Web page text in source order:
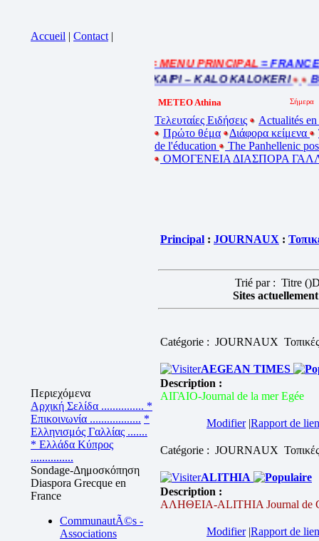
Accueil | Contact |
Περιεχόμενα
Αρχική Σελίδα ............... *
Επικοινωνία .................. *
Ελληνισμός Γαλλίας .......
* Ελλάδα Κύπρος
...............
Sondage-Δημοσκόπηση
Diaspora Grecque en
France
CommunautÃ©s -
Associations
= MENU PRINCIPAL= FRANCE
BEL ETE – ΚΑΛΟ ΚΑΛΟΚΑΙΡΙ – KALO KALOKERI
METEO Athina
Τελευταίες Ειδήσεις
Actualités
Πρώτο θέμα
Διάφορα κείμενα
de l'éducation
The Panhellenic
ΟΜΟΓΕΝΕΙΑ ΔΙΑΣΠΟΡΑ
Principal : JOURNAUX :
Trié par : Titre (
Sites
Catégorie : JOURNAUX
AEGEAN TIMES
Description :
ΑΙΓΑΙΟ-Journal de la mer Egée
Modifier|Rapport de
Catégorie : JOURNAUX
ALITHIA
Description :
ΑΛΗΘΕΙΑ-ALITHIA Journal de
Modifier|Rapport de